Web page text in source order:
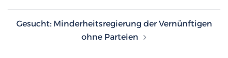
Gesucht: Minderheitsregierung der Vernünftigen
ohne Parteien